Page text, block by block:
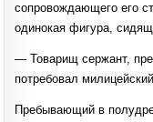
сопровождающего его
одинокая фигура,
— Товарищ сержант,
потребовал
Пребывающий в